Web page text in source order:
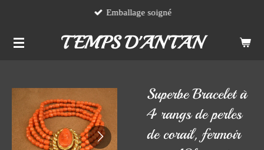
contenu
TEMPS D'ANTAN
Emballage soigné
Superbe Bracelet à
4 rangs de perles
de corail, fermoir